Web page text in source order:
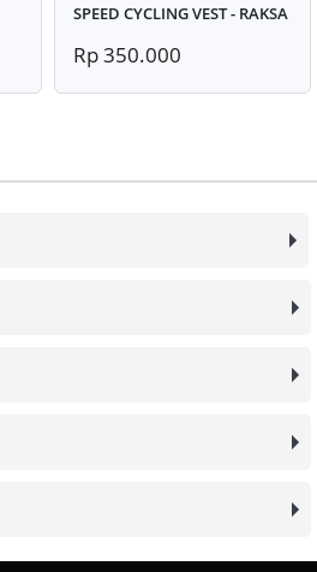
SPEED CYCLING VEST - RAKSA
Rp 350.000